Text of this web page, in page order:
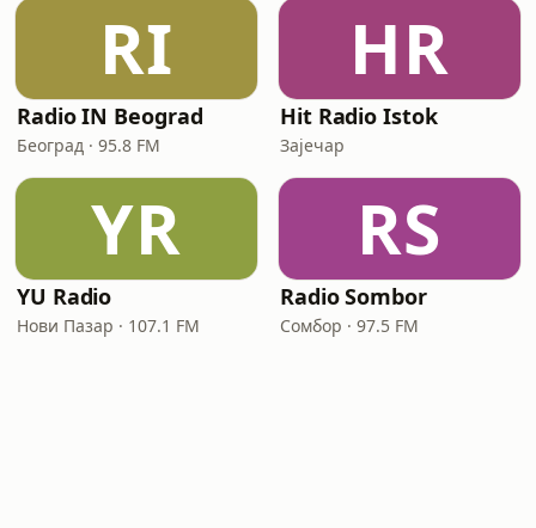
RI
Radio IN Beograd
Београд · 95.8 FM
HR
Hit Radio Istok
Зајечар
YR
YU Radio
Нови Пазар · 107.1 FM
RS
Radio Sombor
Сомбор · 97.5 FM